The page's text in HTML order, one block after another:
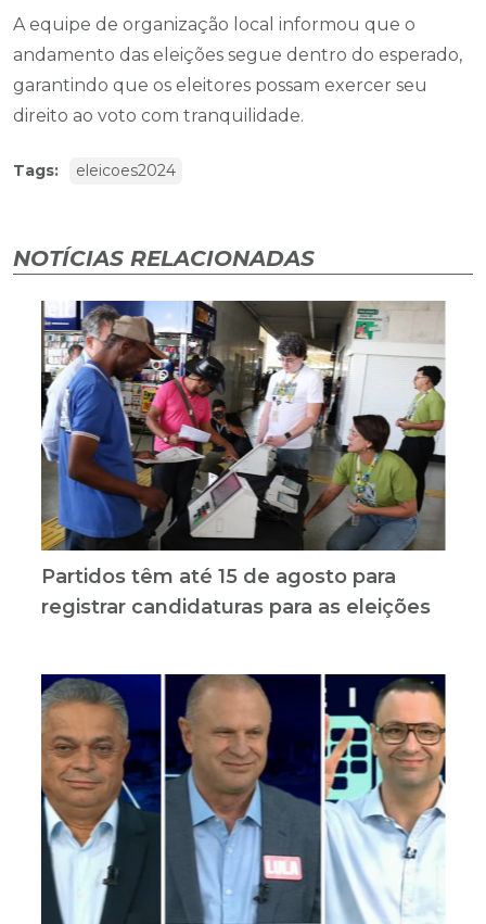
A equipe de organização local informou que o
andamento das eleições segue dentro do esperado,
garantindo que os eleitores possam exercer seu
direito ao voto com tranquilidade.
Tags: eleicoes2024
NOTÍCIAS RELACIONADAS
Partidos têm até 15 de agosto para
registrar candidaturas para as eleições